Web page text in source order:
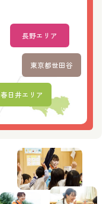
春日井エリア
長野エリア
東京都世田谷